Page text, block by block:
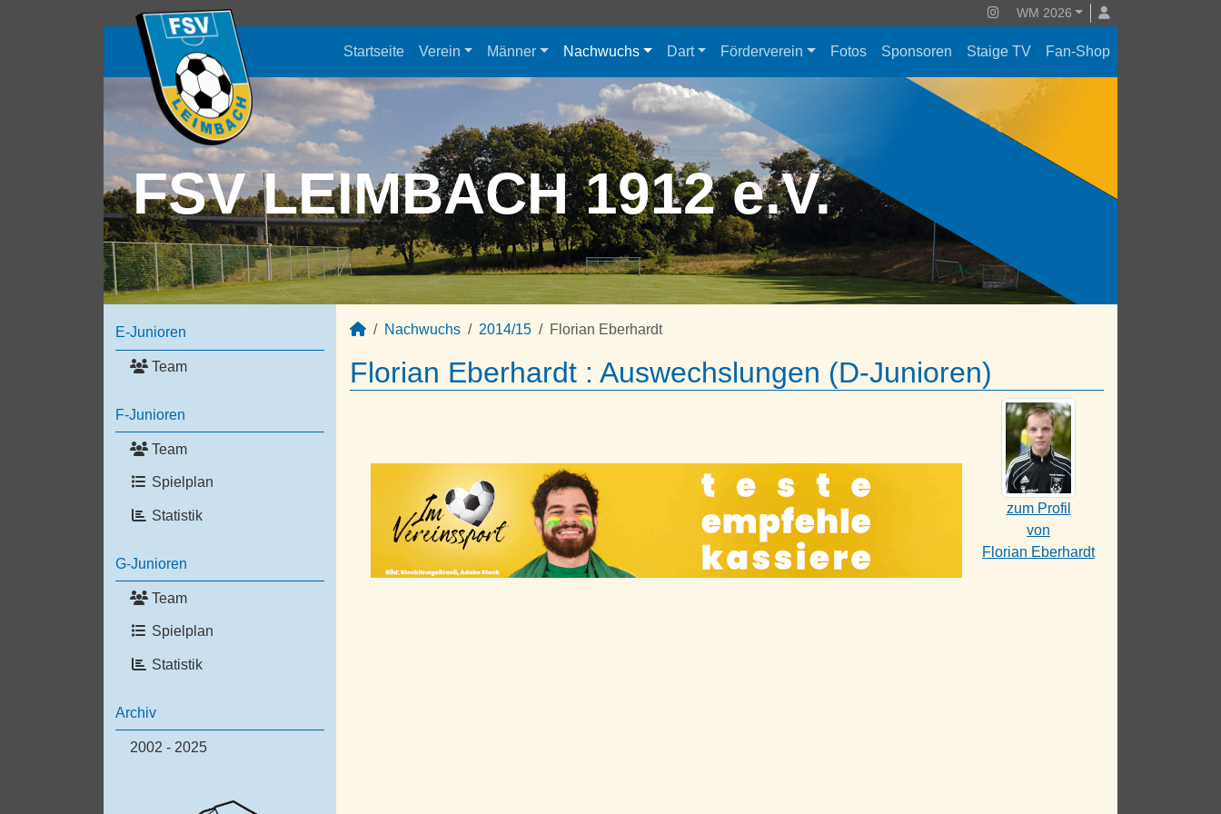
WM 2026
Startseite Verein Männer Nachwuchs Dart Förderverein Fotos Sponsoren Staige TV Fan-Shop
FSV LEIMBACH 1912 e.V.
E-Junioren
Team
F-Junioren
Team
Spielplan
Statistik
G-Junioren
Team
Spielplan
Statistik
Archiv
2002 - 2025
Nachwuchs 2014/15 Florian Eberhardt
Florian Eberhardt : Auswechslungen (D-Junioren)
zum Profil
von
Florian Eberhardt